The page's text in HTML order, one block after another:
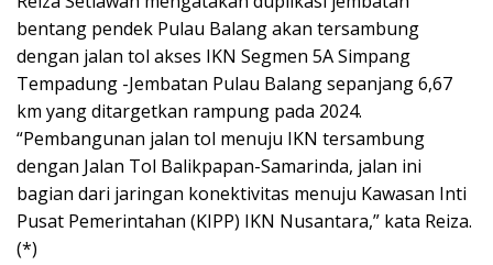
bentang pendek Pulau Balang akan tersambung
dengan jalan tol akses IKN Segmen 5A Simpang
Tempadung -Jembatan Pulau Balang sepanjang 6,67
km yang ditargetkan rampung pada 2024.
“Pembangunan jalan tol menuju IKN tersambung
dengan Jalan Tol Balikpapan-Samarinda, jalan ini
bagian dari jaringan konektivitas menuju Kawasan Inti
Pusat Pemerintahan (KIPP) IKN Nusantara,” kata Reiza.
(*)